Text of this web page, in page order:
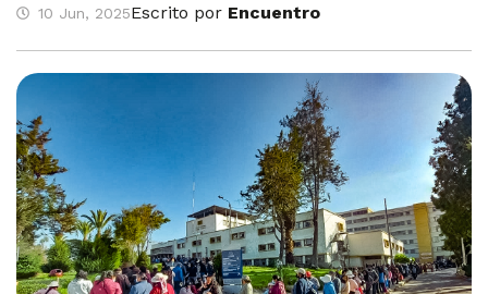
10 Jun, 2025Escrito por Encuentro